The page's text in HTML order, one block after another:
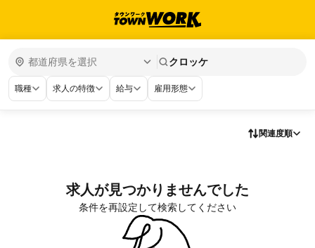
クロッケ
職種 求人の特徴 給与 雇用形態
関連度順
求人が見つかりませんでした
条件を再設定して検索してください